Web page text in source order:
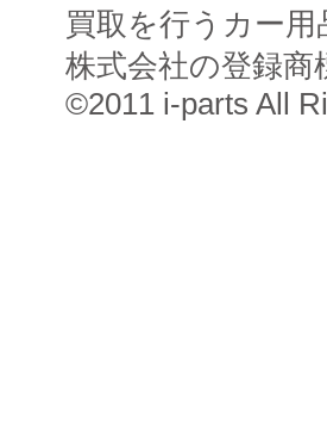
買取を行うカー
株式会社の登録商
©2011 i-parts All